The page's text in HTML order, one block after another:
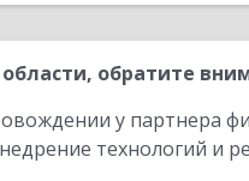
обратите
у партнера
технологий и